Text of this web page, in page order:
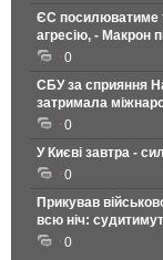
ЄС посилюватиме
агресію, - Макрон
0
СБУ за сприяння
затримала
0
У Києві завтра -
0
Прикував
всю ніч:
0